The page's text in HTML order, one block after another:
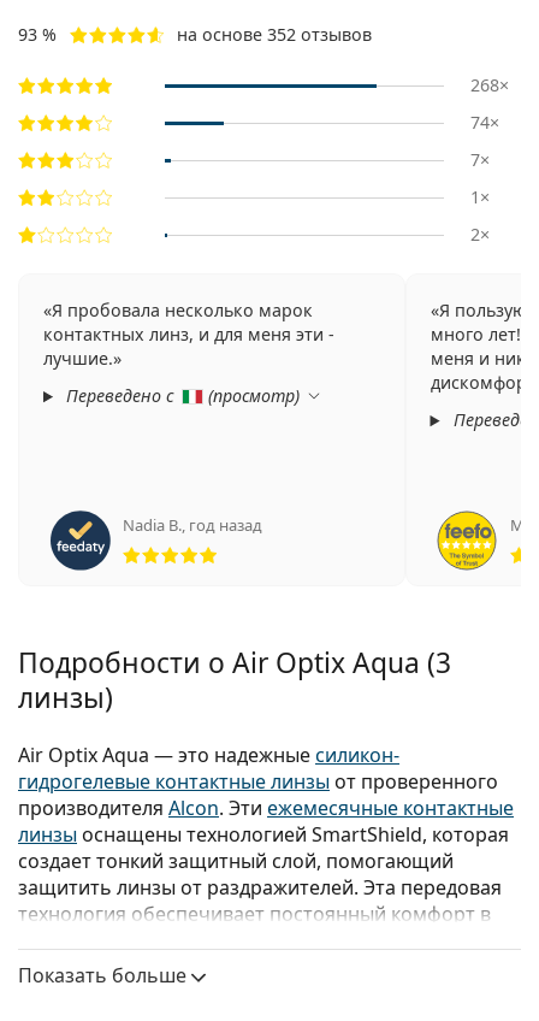
93 % на основе 352 отзывов
268×
74×
7×
1×
2×
Я пробовала несколько марок
контактных линз, и для меня эти -
лучшие.
Переведено с
(просмотр)
Nadia B., год назад
Рейтинг 5 из 5
Я
много лет!
меня и
Подробности о Air Optix Aqua (3
линзы)
Air Optix Aqua — это надежныесиликон-
гидрогелевые контактные линзыот проверенного
производителя Alcon. Эти ежемесячные контактные
линзыоснащены технологией SmartShield, которая
создает тонкий защитный слой, помогающий
защитить линзы от раздражителей. Эта передовая
технология обеспечивает постоянный комфорт в
пользователей.
Показать больше